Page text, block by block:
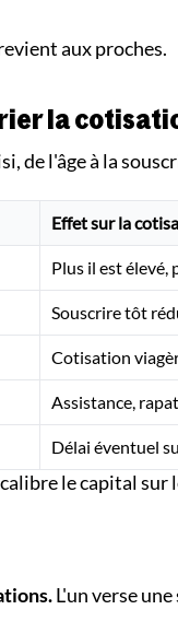
aux proches.
la
de l'âge à la
Effet sur la
Plus il est élevé,
Souscrire tôt
Cotisation
Assistance,
Délai éventuel
le capital
L'un verse